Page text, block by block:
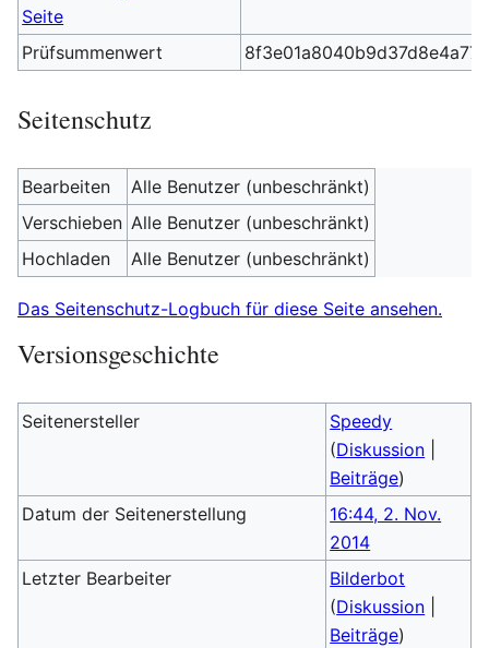
Seite
Prüfsummenwert
Seitenschutz
Bearbeiten
Alle Benutzer (unbeschränkt)
Verschieben Alle Benutzer (unbeschränkt)
Hochladen
Alle Benutzer (unbeschränkt)
Das Seitenschutz-Logbuch für diese Seite ansehen.
Versionsgeschichte
Seitenersteller
Speedy
(Diskussion
Beiträge)
Datum der Seitenerstellung
16:44, 2. Nov.
2014
Letzter Bearbeiter
Bilderbot
(Diskussion
Beiträge)